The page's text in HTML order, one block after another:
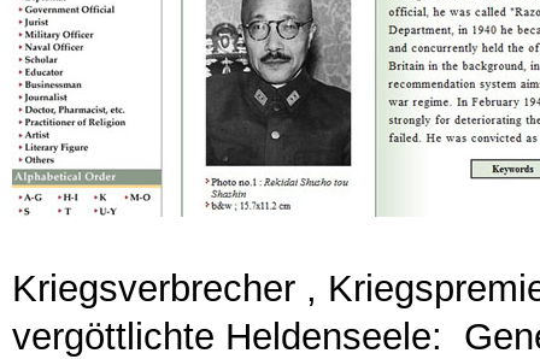
Kriegsverbrecher ,
vergöttlichte Heldenseele: